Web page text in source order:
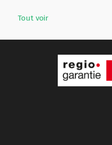
Tout voir